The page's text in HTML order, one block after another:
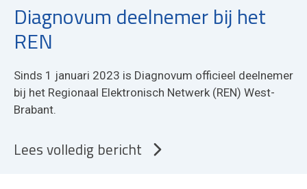
Diagnovum deelnemer bij het
REN
Sinds 1 januari 2023 is Diagnovum officieel deelnemer
bij het Regionaal Elektronisch Netwerk (REN) West-
Brabant.
Lees volledig bericht